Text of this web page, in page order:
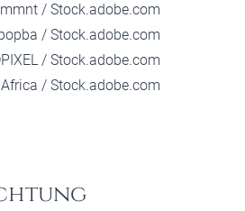
/ Stock.adobe.com
/ Stock.adobe.com
/ Stock.adobe.com
/ Stock.adobe.com